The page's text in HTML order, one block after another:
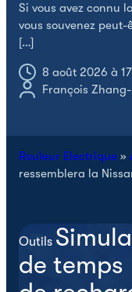
Rouleur Electrique »
ressemblera la
Si vous avez connu
vous souvenez
[…]
8 août 2026 à
François
Outils
de temps